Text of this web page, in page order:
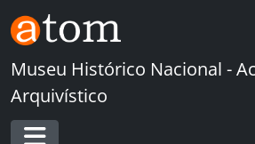
Skip to main content
Museu Histórico Nacional -
Arquivístico